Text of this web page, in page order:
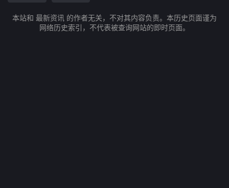
本站和 最新资讯 的作者无关，不对其内容负责。本历史页面谨为
网络历史索引，不代表被查询网站的即时页面。